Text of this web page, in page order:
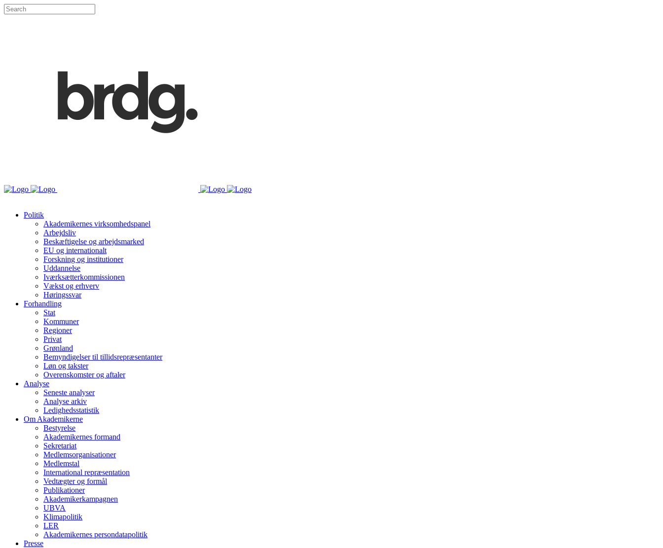
Politik
Akademikernes virksomhedspanel
Arbejdsliv
Beskæftigelse og arbejdsmarked
EU og internationalt
Forskning og institutioner
Uddannelse
Iværksætterkommissionen
Vækst og erhverv
Høringssvar
Forhandling
Stat
Kommuner
Regioner
Privat
Grønland
Bemyndigelser til tillidsrepræsentanter
Løn og takster
Overenskomster og aftaler
Analyse
Seneste analyser
Analyse arkiv
Ledighedsstatistik
Om Akademikerne
Bestyrelse
Akademikernes formand
Sekretariat
Medlemsorganisationer
Medlemstal
International repræsentation
Vedtægter og formål
Publikationer
Akademikerkampagnen
UBVA
Klimapolitik
LER
Akademikernes persondatapolitik
Presse